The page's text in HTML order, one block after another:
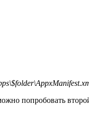
попробовать